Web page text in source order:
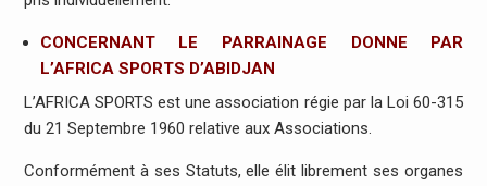
CONCERNANT LE PARRAINAGE DONNE PAR
L’AFRICA SPORTS D’ABIDJAN
L’AFRICA SPORTS est une association régie par la Loi 60-315
du 21 Septembre 1960 relative aux Associations.
Conformément à ses Statuts, elle élit librement ses organes